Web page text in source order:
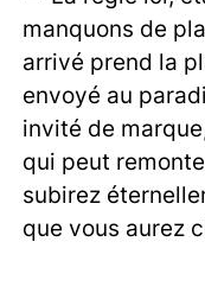
manquons de
arrivé prend la
envoyé au
invité de
qui peut
subirez
que vous aurez